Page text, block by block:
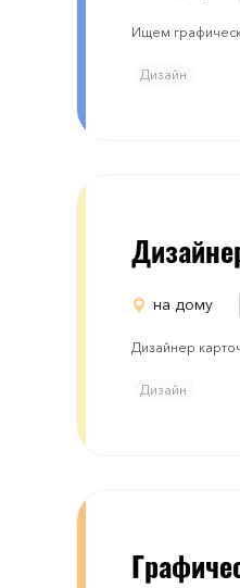
Ищем
Дизайн
на дому
Дизайнер
Дизайн